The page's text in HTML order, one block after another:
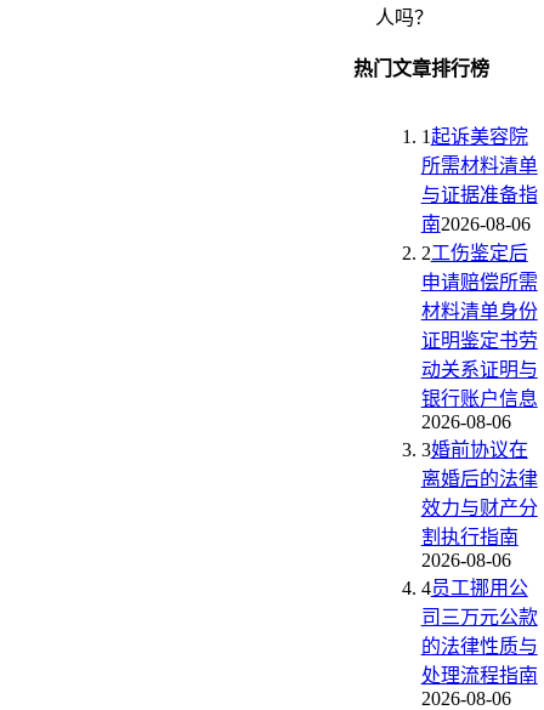
人吗？
热门文章排行榜
1起诉美容院
所需材料清单
与证据准备指
南2026-08-06
2工伤鉴定后
申请赔偿所需
材料清单身份
证明鉴定书劳
动关系证明与
银行账户信息
2026-08-06
3婚前协议在
离婚后的法律
效力与财产分
割执行指南
2026-08-06
4员工挪用公
司三万元公款
的法律性质与
处理流程指南
2026-08-06